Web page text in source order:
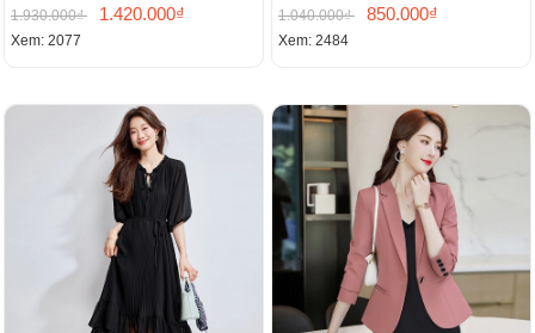
mới
1.930.000₫ 1.420.000₫
Xem: 2077
1.040.000₫ 850.000₫
Xem: 2484